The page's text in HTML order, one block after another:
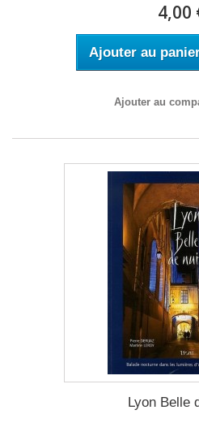
4,00
Ajouter au
Ajouter au
Lyon Belle